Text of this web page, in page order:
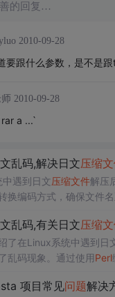
的回复…
2010-09-28
要跟什么参数，是不是跟
2010-09-28
a ...`
乱码,解决日文压缩
遇到日文压缩文件解压
换编码方式，确保文件
乱码,有关日文压缩
了在Linux系统中遇到日
乱码现象。通过使用Perl
项目常见问题解决